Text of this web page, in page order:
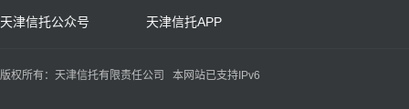
天津信托公众号 天津信托APP
版权所有：天津信托有限责任公司 本网站已支持IPv6